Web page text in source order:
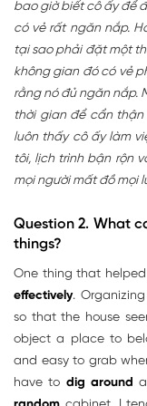
bao giờ biết cô ấy để
có vẻ rất ngăn nắp.
tại sao phải đặt một
không gian đó có vẻ
rằng nó đủ ngăn nắp.
thời gian để cẩn
luôn thấy cô ấy làm
tôi, lịch trình bận rộn
mọi người mất đồ mọi
Question 2. What
things?
One thing that
effectively.
so that the house
object a place to
and easy to grab
have to dig around